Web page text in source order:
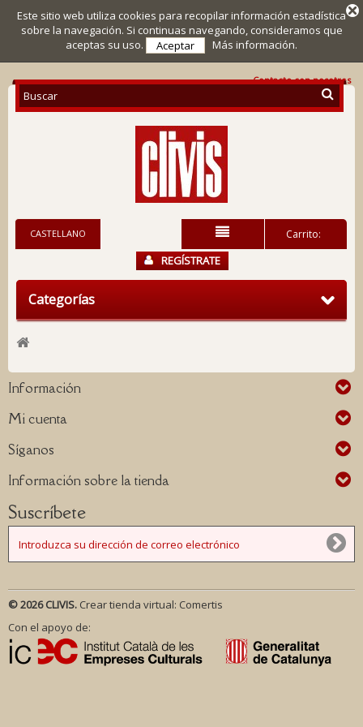
Contacte con nosotros
Carrito:
CASTELLANO
REGÍSTRATE
Categorías
Información
Mi cuenta
Síganos
Información sobre la tienda
Suscríbete
Este sitio web utiliza cookies para recopilar información estadística
sobre la navegación. Si continuas navegando, consideramos que
aceptas su uso.
Aceptar Más información.
© 2026 CLIVIS. Crear tienda virtual: Comertis
Con el apoyo de: